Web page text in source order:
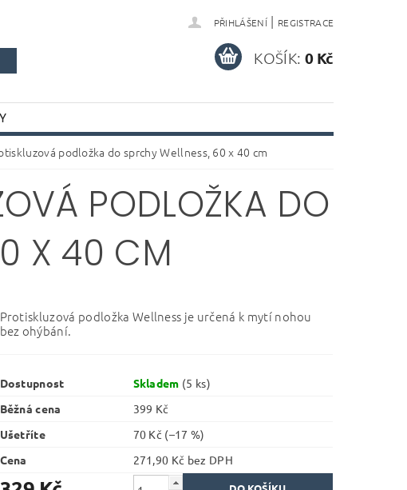
PŘIHLÁŠENÍ | REGISTRACE
KOŠÍK: 0 Kč
podložka do sprchy Wellness, 60 x 40 cm
PODLOŽKA DO
X 40 CM
Protiskluzová podložka Wellness je určená k mytí nohou
bez ohýbání.
Dostupnost Skladem (5 ks)
Běžná cena
399 Kč
Ušetříte
70 Kč (–17 %)
Cena
271,90 Kč bez DPH